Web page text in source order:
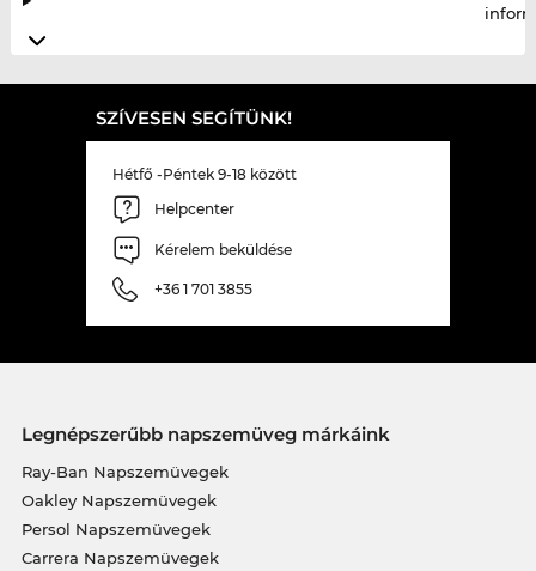
SZÍVESEN SEGÍTÜNK!
Hétfő -Péntek 9-18 között
Helpcenter
Kérelem beküldése
+36 1 701 3855
Legnépszerűbb napszemüveg márkáink
Ray-Ban Napszemüvegek
Oakley Napszemüvegek
Persol Napszemüvegek
Carrera Napszemüvegek